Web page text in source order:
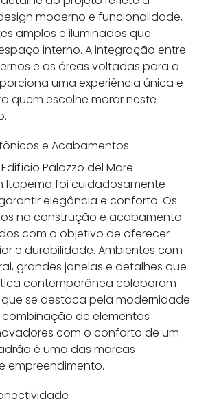
moderno e funcionalidade,
amplos e iluminados que
interno. A integração entre
e as áreas voltadas para a
uma experiência única e
quem escolhe morar neste
e Acabamentos
Palazzo del Mare
Itapema foi cuidadosamente
elegância e conforto. Os
na construção e acabamento
com o objetivo de oferecer
e durabilidade. Ambientes com
grandes janelas e detalhes que
contemporânea colaboram
se destaca pela modernidade
de elementos
com o conforto de um
é uma das marcas
empreendimento.